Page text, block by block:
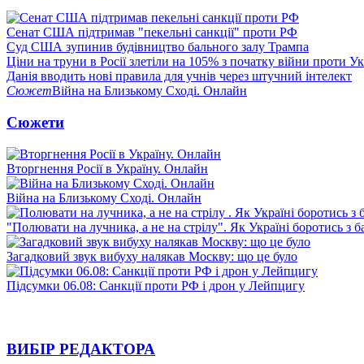
Сенат США підтримав "пекельні санкції" проти РФ
Суд США зупинив будівництво бального залу Трампа
Ціни на труни в Росії злетіли на 105% з початку війни проти
Данія вводить нові правила для учнів через штучний інтелект
СюжетВійна на Близькому Сході. Онлайн
Сюжети
Вторгнення Росії в Україну. Онлайн
Війна на Близькому Сході. Онлайн
"Полювати на лучника, а не на стрілу". Як Україні боротись з
Загадковий звук вибуху налякав Москву: що це було
Підсумки 06.08: Санкції проти РФ і дрон у Лейпцигу
ВИБІР РЕДАКТОРА